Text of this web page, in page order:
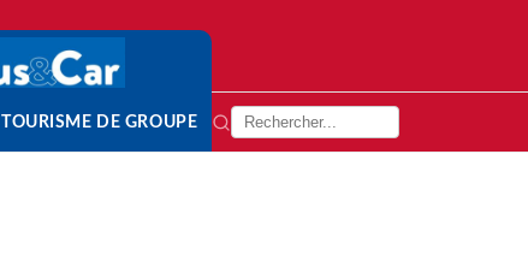
TOURISME DE GROUPE